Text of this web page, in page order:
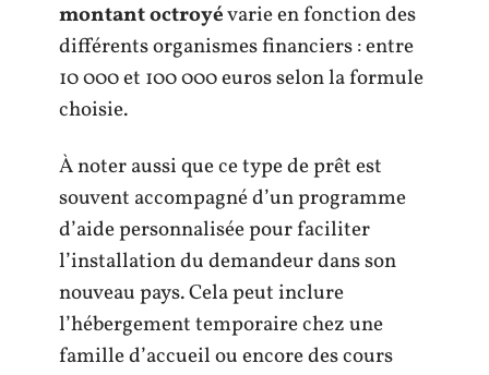
montant octroyévarie en fonction des
différents organismes financiers : entre
10 000 et 100 000 euros selon la formule
choisie.
À noter aussi que ce type de prêt est
souvent accompagné d’un programme
d’aide personnalisée pour faciliter
l’installation du demandeur dans son
nouveau pays. Cela peut inclure
l’hébergement temporaire chez une
famille d’accueil ou encore des cours